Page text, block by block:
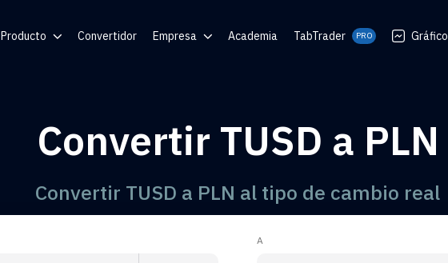
Producto
Generador de QR
Convertidor Empresa Academia TabTrader PRO Gráfico
Convertir TUSD a PLN
Convertir TUSD a PLN al tipo de cambio real
A